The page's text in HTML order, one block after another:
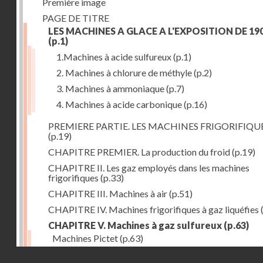
PAGE DE TITRE
LES MACHINES A GLACE A L'EXPOSITION DE
(p.1)
1.Machines à acide sulfureux(p.1)
2. Machines à chlorure de méthyle(p.2)
3. Machines à ammoniaque(p.7)
4. Machines à acide carbonique(p.16)
PREMIERE PARTIE. LES MACHINES
(p.19)
CHAPITRE PREMIER. La production du froid(p.19)
CHAPITRE II. Les gaz employés dans les machines
frigorifiques (p.33)
CHAPITRE III. Machines à air(p.51)
CHAPITRE IV. Machines frigorifiques à gaz liquéfies
CHAPITRE V. Machines à gaz sulfureux (p.63)
Machines Pictet(p.63)